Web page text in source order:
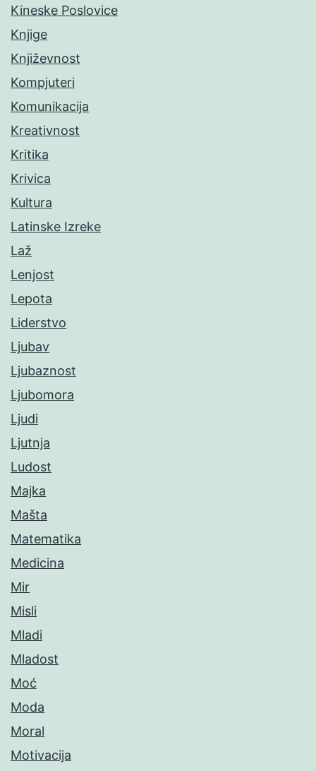
Kineske Poslovice
Knjige
Književnost
Kompjuteri
Komunikacija
Kreativnost
Kritika
Krivica
Kultura
Latinske Izreke
Laž
Lenjost
Lepota
Liderstvo
Ljubav
Ljubaznost
Ljubomora
Ljudi
Ljutnja
Ludost
Majka
Mašta
Matematika
Medicina
Mir
Misli
Mladi
Mladost
Moć
Moda
Moral
Motivacija